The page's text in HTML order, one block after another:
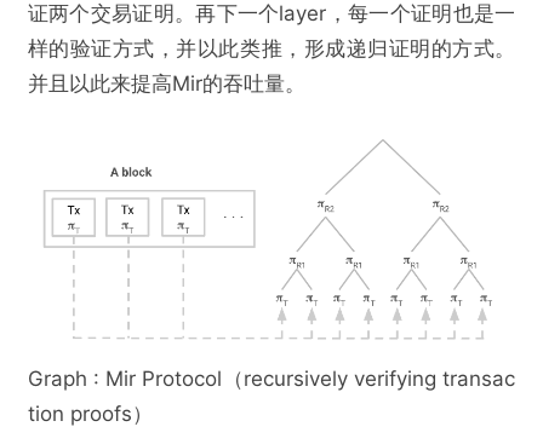
证两个交易证明。再下一个layer，每一个证明也是一
样的验证方式，并以此类推，形成递归证明的方式。
并且以此来提高Mir的吞吐量。
Graph : Mir Protocol（recursively verifying transac
tion proofs）